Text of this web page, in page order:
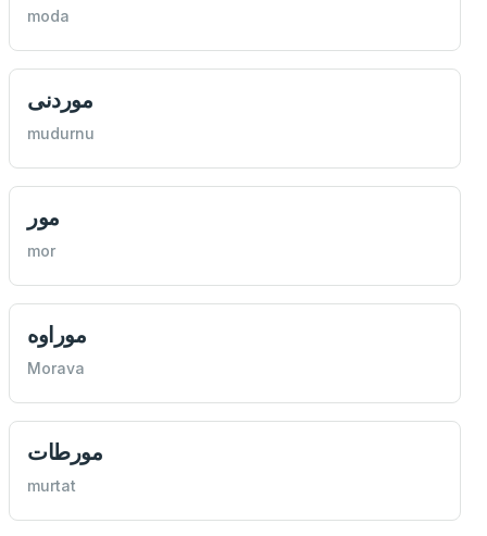
moda
موردنی
mudurnu
مور
mor
موراوه
Morava
مورطات
murtat